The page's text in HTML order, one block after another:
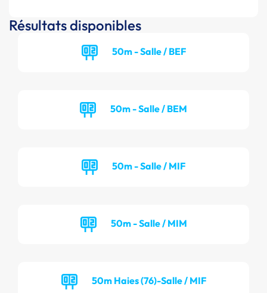
Résultats disponibles
50m - Salle / BEF
50m - Salle / BEM
50m - Salle / MIF
50m - Salle / MIM
50m Haies (76)-Salle / MIF